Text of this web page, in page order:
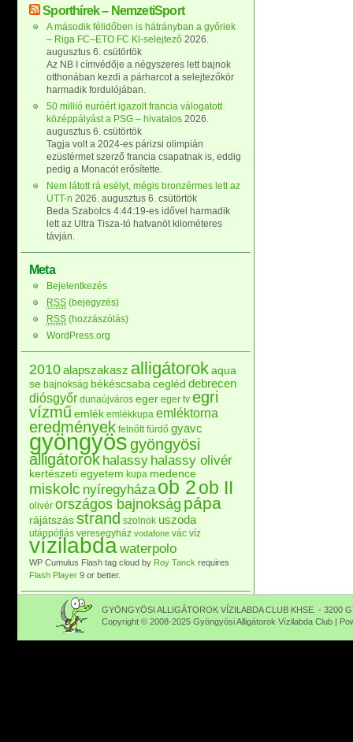
Sporthírek – NemzetiSport
A második félidőben is hátrányban a győriek
– Riga FC–ETO FC Kl-selejtező 2026.
augusztus 6. csütörtök
Az NB I címvédője a négyszeres lett bajnok
otthonában kezdi a párharcot a selejtezőkör
harmadik fordulójában.
50 millió euróért igazolt francia válogatott
középpályást a PSG – hivatalos 2026.
augusztus 6. csütörtök
Tagja volt a 2024-es párizsi olimpián
ezüstérmet szerző francia csapatnak is, eddig
pedig a Monacót erősítette.
Nem látott rá esélyt, mégis bronzérmes lett az
UTT-n 2026. augusztus 6. csütörtök
Beda Szabolcs 4:44:19-es idővel harmadik
lett az Ultra Tisza-tó hatvanöt kilométeres
távján.
Meta
Bejelentkezés
RSS (bejegyzés)
RSS (hozzászólás)
WordPress.org
2010alapszakasz alligátorokaqua
se bajnokság békéscsaba cegléd debrecen
diósgyőr dunaújváros eger eger tv egri
vízműemlék emlékkupa emléktorna
eredmények felnőtt fürdő gyavc
gyöngyösgyöngyösi
alligátorok halassy halassy olivér
kertészeti egyetem kupa medence
miskolc nyíregyháza ob 2ob II
olivér országos bajnokság pápa
rájátszás strand szolnok uszoda
utánpótlás veresegyház vodafone vác víz
vízilabdawaterpolo
WP Cumulus Flash tag cloud by Roy Tanck requires
Flash Player 9 or better.
GYÖNGYÖSI ALLIGÁTOROK VÍZILABDA CLUB KHSE. - 3200
Copyright © 2008-2025 Gyöngyösi Alligátorok Vízilabda Club |